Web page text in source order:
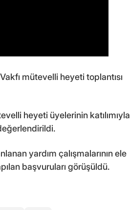
mütevelli heyeti toplantısı
heyeti üyelerinin katılımıyla
yardım çalışmalarının ele
başvuruları görüşüldü.